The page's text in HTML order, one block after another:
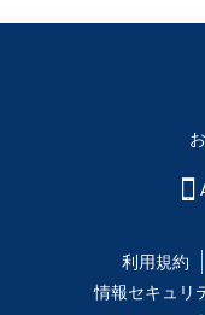
利用規約
情報セキュリ